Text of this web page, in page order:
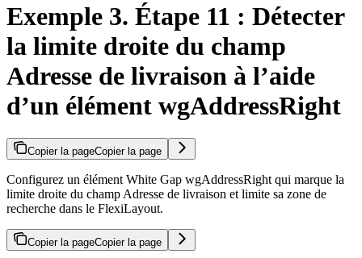
Exemple 3. Étape 11 : Détecter
la limite droite du champ
Adresse de livraison à l’aide
d’un élément wgAddressRight
Copier la pageCopier la page
Configurez un élément White Gap wgAddressRight qui marque la
limite droite du champ Adresse de livraison et limite sa zone de
recherche dans le FlexiLayout.
Copier la pageCopier la page